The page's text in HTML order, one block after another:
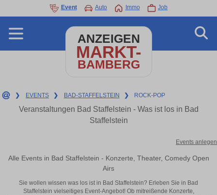
Event Auto Immo Job
ANZEIGEN
MARKT-
BAMBERG
❯ EVENTS ❯ BAD-STAFFELSTEIN ❯ ROCK-POP
Veranstaltungen Bad Staffelstein - Was ist los in Bad
Staffelstein
Events anlegen
Alle Events in Bad Staffelstein - Konzerte, Theater, Comedy Open
Airs
Sie wollen wissen was los ist in Bad Staffelstein? Erleben Sie in Bad
Staffelstein vielseitiges Event-Angebot! Ob mitreißende Konzerte,